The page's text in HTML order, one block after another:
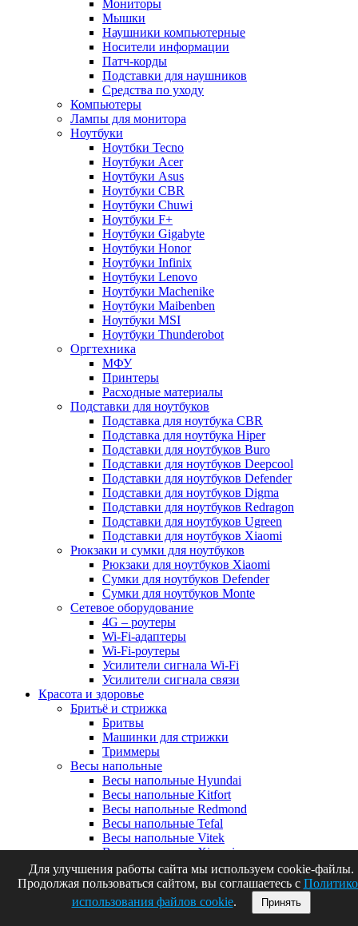
Мониторы
Мышки
Наушники компьютерные
Носители информации
Патч-корды
Подставки для наушников
Средства по уходу
Компьютеры
Лампы для монитора
Ноутбуки
Ноутбки Tecno
Ноутбуки Acer
Ноутбуки Asus
Ноутбуки CBR
Ноутбуки Chuwi
Ноутбуки F+
Ноутбуки Gigabyte
Ноутбуки Honor
Ноутбуки Infinix
Ноутбуки Lenovo
Ноутбуки Machenike
Ноутбуки Maibenben
Ноутбуки MSI
Ноутбуки Thunderobot
Оргтехника
МФУ
Принтеры
Расходные материалы
Подставки для ноутбуков
Подставка для ноутбука CBR
Подставка для ноутбука Hiper
Подставки для ноутбуков Buro
Подставки для ноутбуков Deepcool
Подставки для ноутбуков Defender
Подставки для ноутбуков Digma
Подставки для ноутбуков Redragon
Подставки для ноутбуков Ugreen
Подставки для ноутбуков Xiaomi
Рюкзаки и сумки для ноутбуков
Рюкзаки для ноутбуков Xiaomi
Сумки для ноутбуков Defender
Сумки для ноутбуков Monte
Сетевое оборудование
4G – роутеры
Wi-Fi-адаптеры
Wi-Fi-роутеры
Усилители сигнала Wi-Fi
Усилители сигнала связи
Красота и здоровье
Бритьё и стрижка
Бритвы
Машинки для стрижки
Триммеры
Весы напольные
Весы напольные Hyundai
Весы напольные Kitfort
Весы напольные Redmond
Весы напольные Tefal
Весы напольные Vitek
Весы напольные Xiaomi
Зеркала для макияжа
Косметологические аппараты
Машинки для педикюра
Для улучшения работы сайта мы используем cookie-файлы.
Продолжая пользоваться сайтом, вы соглашаетесь с
использования файлов cookie. Принять